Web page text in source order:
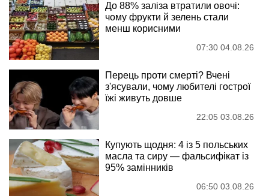
До 88% заліза втратили овочі:
чому фрукти й зелень стали
менш корисними
07:30 04.08.26
Перець проти смерті? Вчені
з'ясували, чому любителі гострої
їжі живуть довше
22:05 03.08.26
Купують щодня: 4 із 5 польських
масла та сиру — фальсифікат із
95% замінників
06:50 03.08.26